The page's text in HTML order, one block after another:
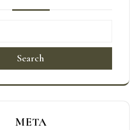
Search
META